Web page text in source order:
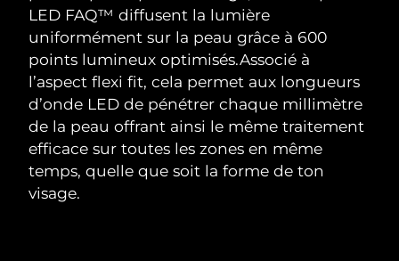
LED FAQ™ diffusent la lumière
uniformément sur la peau grâce à 600
points lumineux optimisés.Associé à
l’aspect flexi fit, cela permet aux longueurs
d’onde LED de pénétrer chaque millimètre
de la peau offrant ainsi le même traitement
efficace sur toutes les zones en même
temps, quelle que soit la forme de ton
visage.